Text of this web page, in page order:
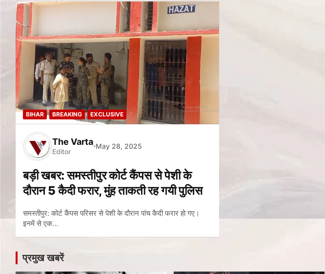
BIHAR BREAKING EXCLUSIVE
The Varta
Editor
May 28, 2025
बड़ी खबर: समस्तीपुर कोर्ट कैंपस से पेशी के
दौरान 5 कैदी फरार, मुंह ताकती रह गयी पुलिस
समस्तीपुर: कोर्ट कैंपस परिसर से पेशी के दौरान पांच कैदी फरार हो गए।
इनमें से एक…
प्रमुख खबरें